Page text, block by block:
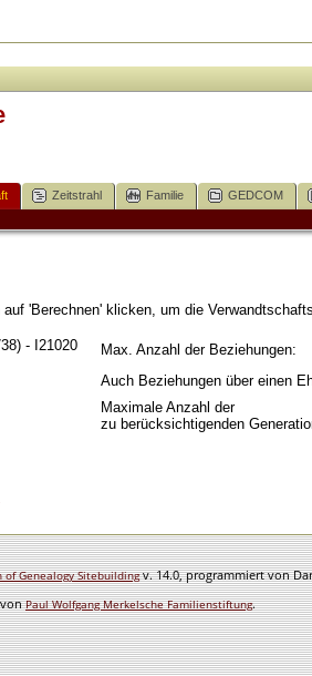
Zeitstrahl Familie GEDCOM
'Berechnen' klicken, um die
- I21020
Max. Anzahl der Beziehungen:
Auch Beziehungen über einen
Maximale Anzahl der
zu berücksichtigenden
Genealogy Sitebuildingv. 14.0, programmiert von
vonPaul Wolfgang Merkelsche Familienstiftung.